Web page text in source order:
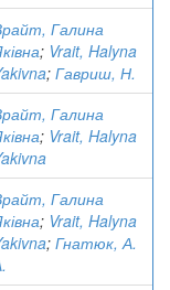
Галина
; Vrait, Halyna
; Гавриш, Н.
Галина
; Vrait, Halyna
Галина
; Vrait, Halyna
; Гнатюк, А.